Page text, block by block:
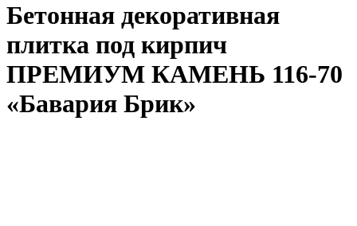
Бетонная декоративная
плитка под кирпич
ПРЕМИУМ КАМЕНЬ 116-70
«Бавария Брик»